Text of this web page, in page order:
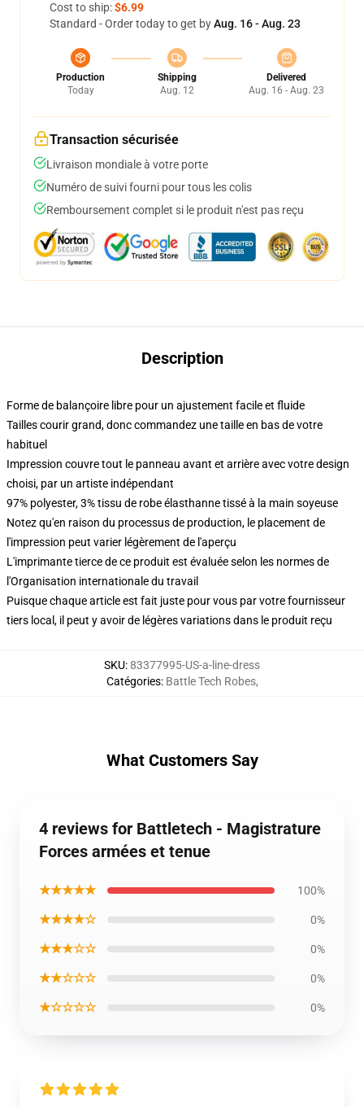
Cost to ship:$6.99
Standard - Order today to get byAug. 16 - Aug. 23
Production
Today
Shipping
Aug. 12
Delivered
Aug. 16 - Aug. 23
Transaction sécurisée
Livraison mondiale à votre porte
Numéro de suivi fourni pour tous les colis
Remboursement complet si le produit n'est pas reçu
Description
Forme de balançoire libre pour un ajustement facile et fluide
Tailles courir grand, donc commandez une taille en bas de votre
habituel
Impression couvre tout le panneau avant et arrière avec votre design
choisi, par un artiste indépendant
97% polyester, 3% tissu de robe élasthanne tissé à la main soyeuse
Notez qu'en raison du processus de production, le placement de
l'impression peut varier légèrement de l'aperçu
L'imprimante tierce de ce produit est évaluée selon les normes de
l'Organisation internationale du travail
Puisque chaque article est fait juste pour vous par votre fournisseur
tiers local, il peut y avoir de légères variations dans le produit reçu
SKU:83377995-US-a-line-dress
Catégories: Battle Tech Robes,
What Customers Say
4 reviews for Battletech - Magistrature
Forces armées et tenue
★★★★★ 100%
★★★★☆ 0%
★★★☆☆ 0%
★★☆☆☆ 0%
★☆☆☆☆ 0%